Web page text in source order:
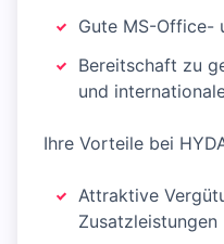
Gute MS-Office-
Bereitschaft zu
und
Ihre Vorteile bei
Attraktive
Zusatzleistungen